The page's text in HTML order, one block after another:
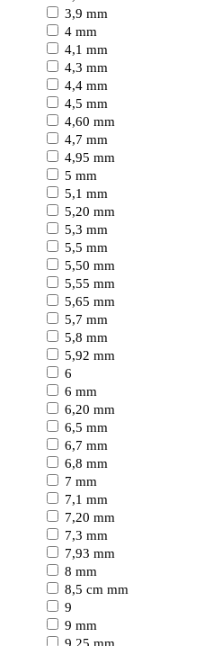
3,9 mm
4 mm
4,1 mm
4,3 mm
4,4 mm
4,5 mm
4,60 mm
4,7 mm
4,95 mm
5 mm
5,1 mm
5,20 mm
5,3 mm
5,5 mm
5,50 mm
5,55 mm
5,65 mm
5,7 mm
5,8 mm
5,92 mm
6
6 mm
6,20 mm
6,5 mm
6,7 mm
6,8 mm
7 mm
7,1 mm
7,20 mm
7,3 mm
7,93 mm
8 mm
8,5 cm mm
9
9 mm